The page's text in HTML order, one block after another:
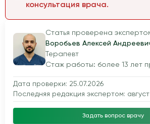
Статья проверена
Воробьев Алексей
Терапевт
Стаж работы: более 13 лет
Дата проверки: 25.07.2026
Последняя редакция экспертом:
Задать вопрос врачу
консультация врача.